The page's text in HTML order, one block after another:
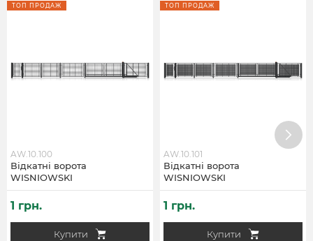
ТОП ПРОДАЖ
Відкатні ворота
WISNIOWSKI
AW.10.100
Купити
1 грн.
ТОП ПРОДАЖ
Відкатні ворота
WISNIOWSKI
AW.10.101
Купити
1 грн.